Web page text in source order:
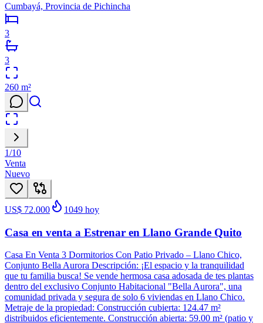
Cumbayá, Provincia de Pichincha
3
3
260 m²
1/10
Venta
Nuevo
US$ 72.000 1049 hoy
Casa en venta a Estrenar en Llano Grande Quito
Casa En Venta 3 Dormitorios Con Patio Privado – Llano Chico,
Conjunto Bella Aurora Descripción: ¡El espacio y la tranquilidad
que tu familia busca! Se vende hermosa casa adosada de tes plantas
dentro del exclusivo Conjunto Habitacional "Bella Aurora", una
comunidad privada y segura de solo 6 viviendas en Llano Chico.
Metraje de la propiedad: Construcción cubierta: 124.47 m²
distribuidos eficientemente. Construcción abierta: 59.00 m² (patio y